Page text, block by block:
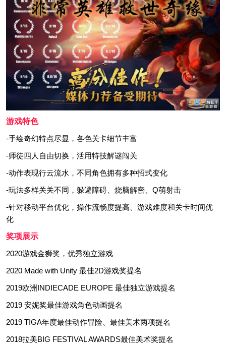
游戏特色
-手绘奇幻特点尽显，各色关卡细节丰富
-师徒四人自由切换，活用特技解谜闯关
-动作表现行云流水，不同角色拥有多种招式变化
-玩法多样关关不同，躲避障碍、烧脑解密、Q萌射击
-针对移动平台优化，操作流畅度提高、游戏难度和关卡时间优
化
奖项展示
2020游戏金狮奖，优秀独立游戏
2020 Made with Unity 最佳2D游戏奖提名
2019欧洲INDIECADE EUROPE 最佳独立游戏提名
2019 安妮奖最佳游戏角色动画提名
2019 TIGA年度最佳动作冒险、最佳美术两项提名
2018拉美BIG FESTIVAL AWARDS最佳美术奖提名